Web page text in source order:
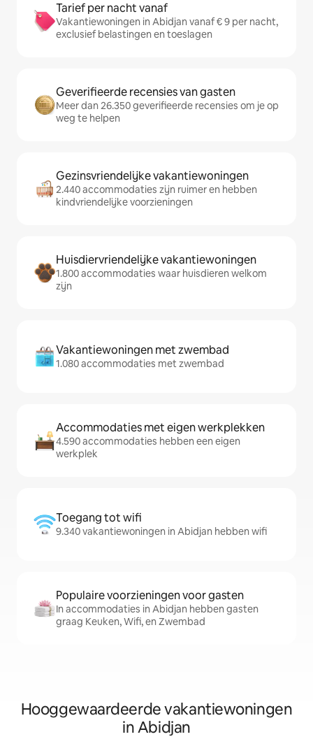
Tarief per nacht vanaf
Vakantiewoningen in Abidjan vanaf € 9 per nacht,
exclusief belastingen en toeslagen
Geverifieerde recensies van gasten
Meer dan 26.350 geverifieerde recensies om je op
weg te helpen
Gezinsvriendelijke vakantiewoningen
2.440 accommodaties zijn ruimer en hebben
kindvriendelijke voorzieningen
Huisdiervriendelijke vakantiewoningen
1.800 accommodaties waar huisdieren welkom
zijn
Vakantiewoningen met zwembad
1.080 accommodaties met zwembad
Accommodaties met eigen werkplekken
4.590 accommodaties hebben een eigen
werkplek
Toegang tot wifi
9.340 vakantiewoningen in Abidjan hebben wifi
Populaire voorzieningen voor gasten
In accommodaties in Abidjan hebben gasten
graag Keuken, Wifi, en Zwembad
Hooggewaardeerde vakantiewoningen
in Abidjan